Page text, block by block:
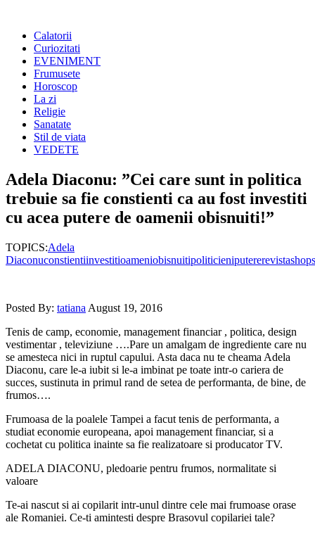
Calatorii
Curiozitati
EVENIMENT
Frumusete
Horoscop
La zi
Religie
Sanatate
Stil de viata
VEDETE
Adela Diaconu: ”Cei care sunt in politica
trebuie sa fie constienti ca au fost investiti
cu acea putere de oamenii obisnuiti!”
TOPICS:Adela
Diaconuconstientiinvestitioameniobisnuitipoliticieniputererevistashop
Posted By: tatiana August 19, 2016
Tenis de camp, economie, management financiar , politica, design
vestimentar , televiziune ….Pare un amalgam de ingrediente care nu
se amesteca nici in ruptul capului. Asta daca nu te cheama Adela
Diaconu, care le-a iubit si le-a imbinat pe toate intr-o cariera de
succes, sustinuta in primul rand de setea de performanta, de bine, de
frumos….
Frumoasa de la poalele Tampei a facut tenis de performanta, a
studiat economie europeana, apoi management financiar, si a
cochetat cu politica inainte sa fie realizatoare si producator TV.
ADELA DIACONU, pledoarie pentru frumos, normalitate si
valoare
Te-ai nascut si ai copilarit intr-unul dintre cele mai frumoase orase
ale Romaniei. Ce-ti amintesti despre Brasovul copilariei tale?